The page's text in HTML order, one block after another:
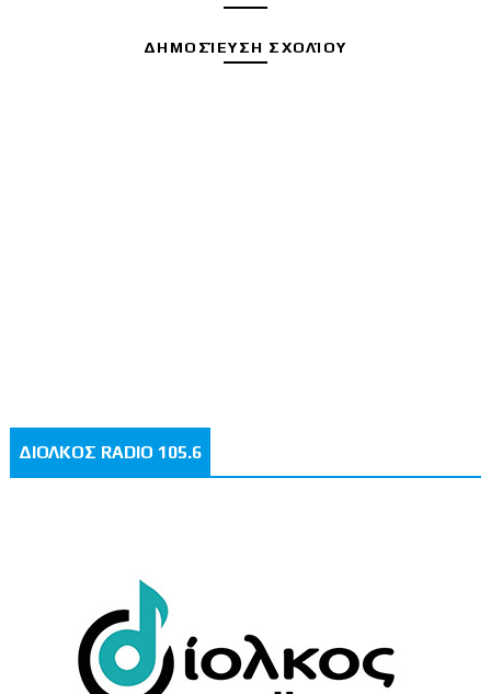
ΔΗΜΟΣΊΕΥΣΗ ΣΧΟΛΊΟΥ
ΔΙΟΛΚΟΣ RADIO 105.6